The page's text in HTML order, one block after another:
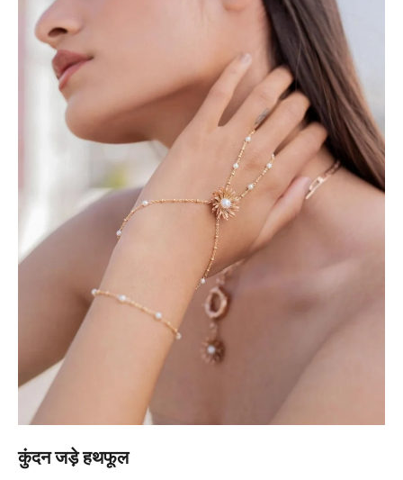
कुंदन जड़े हथफूल